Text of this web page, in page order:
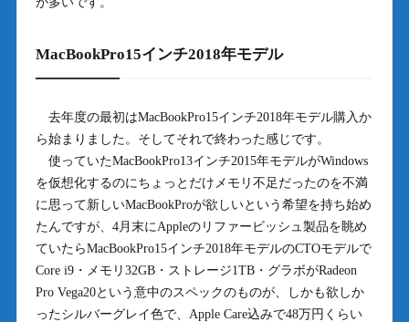
MacBookPro15インチ2018年モデル
去年度の最初はMacBookPro15インチ2018年モデル購入か
ら始まりました。そしてそれで終わった感じです。
使っていたMacBookPro13インチ2015年モデルがWindows
を仮想化するのにちょっとだけメモリ不足だったのを不満
に思って新しいMacBookProが欲しいという希望を持ち始め
たんですが、4月末にAppleのリファービッシュ製品を眺め
ていたらMacBookPro15インチ2018年モデルのCTOモデルで
Core i9・メモリ32GB・ストレージ1TB・グラボがRadeon
Pro Vega20という意中のスペックのものが、しかも欲しか
ったシルバーグレイ色で、Apple Care込みで48万円くらい